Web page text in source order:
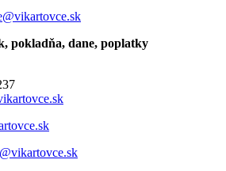
pokladňa, dane, poplatky